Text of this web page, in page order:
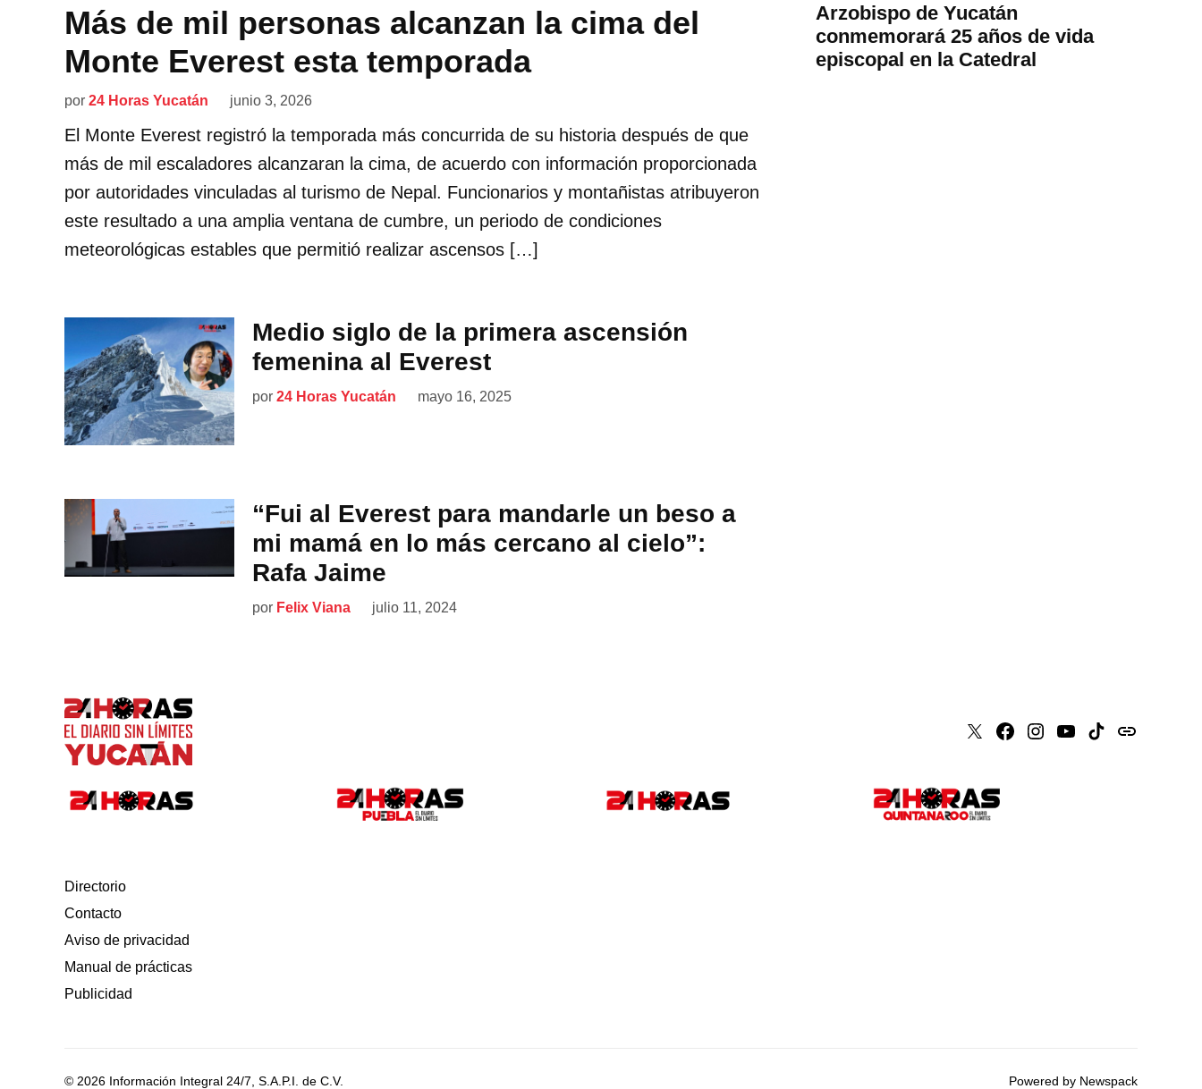
Más de mil personas alcanzan la cima del
Monte Everest esta temporada
por 24 Horas Yucatán junio 3, 2026
El Monte Everest registró la temporada más concurrida de su historia después de que
más de mil escaladores alcanzaran la cima, de acuerdo con información proporcionada
por autoridades vinculadas al turismo de Nepal. Funcionarios y montañistas atribuyeron
este resultado a una amplia ventana de cumbre, un periodo de condiciones
meteorológicas estables que permitió realizar ascensos […]
Medio siglo de la primera ascensión
femenina al Everest
por 24 Horas Yucatán mayo 16, 2025
“Fui al Everest para mandarle un beso a
mi mamá en lo más cercano al cielo”:
Rafa Jaime
por Felix Viana julio 11, 2024
Arzobispo de Yucatán
conmemorará 25 años de vida
episcopal en la Catedral
X Faceboook
Instagram
Youtube
Tiktokissuu
Directorio
Contacto
Aviso de privacidad
Manual de prácticas
Publicidad
© 2026 Información Integral 24/7, S.A.P.I. de C.V. Powered by Newspack